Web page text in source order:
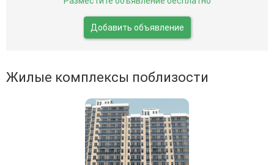
Добавить объявление
Жилые комплексы поблизости